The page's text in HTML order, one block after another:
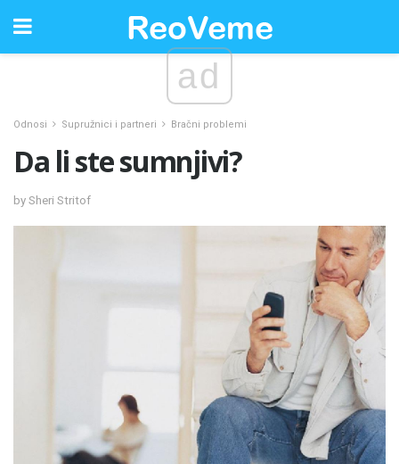
ad
Odnosi Supružnici i partneri Bračni problemi
Da li ste sumnjivi?
by Sheri Stritof